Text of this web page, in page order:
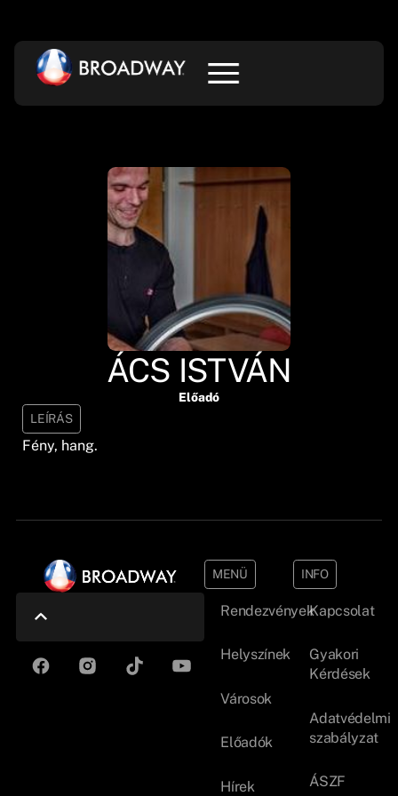
ÁCS ISTVÁN
Előadó
LEÍRÁS
Fény, hang.
MENÜ
Rendezvények
Helyszínek
Városok
Előadók
Hírek
INFO
Kapcsolat
Gyakori
Kérdések
Adatvédelmi
szabályzat
ÁSZF